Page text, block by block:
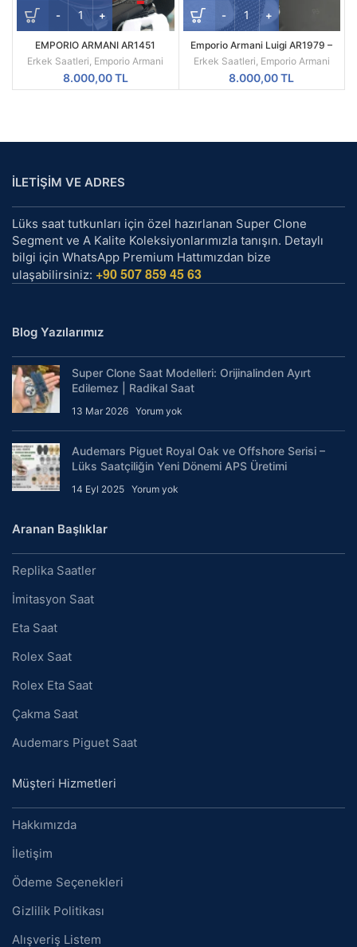
EMPORIO ARMANI AR1451
Ceramica Chronograph
Erkek Saatleri Emporio Armani
8.000,00TL
Emporio Armani Luigi AR1979 –
Lacivert Kadran & Siyah Mesh
Kordon (A Kalite)
Erkek Saatleri Emporio Armani
8.000,00TL
İLETİŞİM VE ADRES
Lüks saat tutkunları için özel hazırlanan Super Clone
Segment ve A Kalite Koleksiyonlarımızla tanışın. Detaylı
bilgi için WhatsApp Premium Hattımızdan bize
ulaşabilirsiniz: +90 507 859 45 63
Blog Yazılarımız
Super Clone Saat Modelleri: Orijinalinden Ayırt
Edilemez | Radikal Saat
13 Mar 2026 Yorum yok
Audemars Piguet Royal Oak ve Offshore Serisi –
Lüks Saatçiliğin Yeni Dönemi APS Üretimi
14 Eyl 2025 Yorum yok
Aranan Başlıklar
Replika Saatler
İmitasyon Saat
Eta Saat
Rolex Saat
Rolex Eta Saat
Çakma Saat
Audemars Piguet Saat
Müşteri Hizmetleri
Hakkımızda
İletişim
Ödeme Seçenekleri
Gizlilik Politikası
Alışveriş Listem